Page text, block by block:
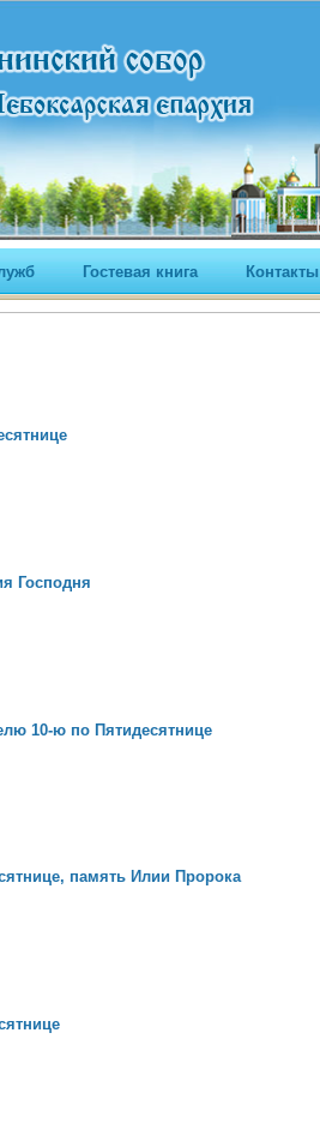
Гостевая книга Контакты
Господня
10-ю по Пятидесятнице
память Илии Пророка